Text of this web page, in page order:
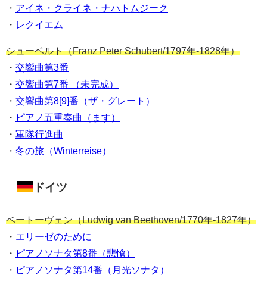
・ アイネ・クライネ・ナハトムジーク
・ レクイエム
シューベルト（Franz Peter Schubert/1797年-1828年）
・ 交響曲第3番
・ 交響曲第7番 （未完成）
・ 交響曲第8[9]番（ザ・グレート）
・ ピアノ五重奏曲（ます）
・ 軍隊行進曲
・ 冬の旅（Winterreise）
ドイツ
ベートーヴェン（Ludwig van Beethoven/1770年-1827年）
・ エリーゼのために
・ ピアノソナタ第8番（悲愴）
・ ピアノソナタ第14番（月光ソナタ）